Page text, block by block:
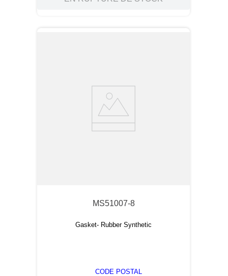
MS51007-8
Gasket- Rubber Synthetic
CODE POSTAL